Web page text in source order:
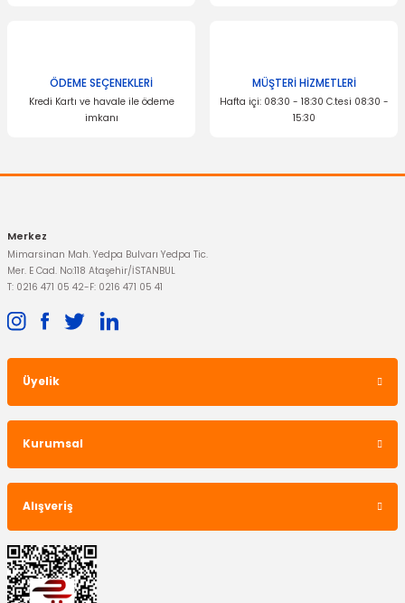
ÖDEME SEÇENEKLERİ
Kredi Kartı ve havale ile ödeme
imkanı
MÜŞTERİ HİZMETLERİ
Hafta içi: 08:30 - 18:30 C.tesi 08:30 -
15:30
Merkez
Mimarsinan Mah. Yedpa Bulvarı Yedpa Tic.
Mer. E Cad. No:118 Ataşehir/İSTANBUL
T: 0216 471 05 42-F: 0216 471 05 41
Üyelik
Kurumsal
Alışveriş